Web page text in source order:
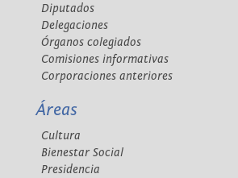
Diputados
Delegaciones
Órganos colegiados
Comisiones informativas
Corporaciones anteriores
Áreas
Cultura
Bienestar Social
Presidencia